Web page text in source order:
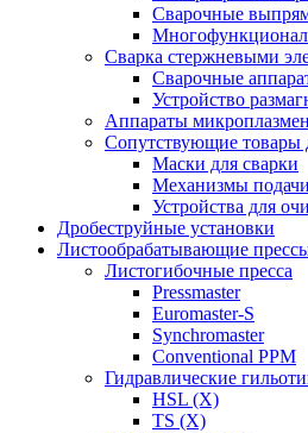
Сварочные
Сварка стержневыми
Сварочные
Устройство
Аппараты
Сопутствующие товары
Маски для сварки
Механизмы
Устройства для
Дробеструйные установки
Листообрабатывающие
Листогибочные пресса
Pressmaster
Euromaster-S
Synchromaster
Conventional PPM
Гидравлические
HSL (X)
TS (X)